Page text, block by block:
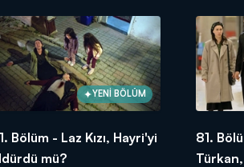
YENİ BÖLÜM
Bölüm - Laz Kızı, Hayri'yi
mü?
81.
Türkan,